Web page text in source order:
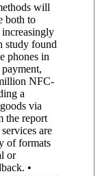
will
both to
increasingly
study found
phones in
NFC-
a
via
the report
are
of formats
or
•